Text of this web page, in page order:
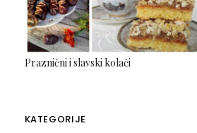
Praznični i slavski kolači
KATEGORIJE